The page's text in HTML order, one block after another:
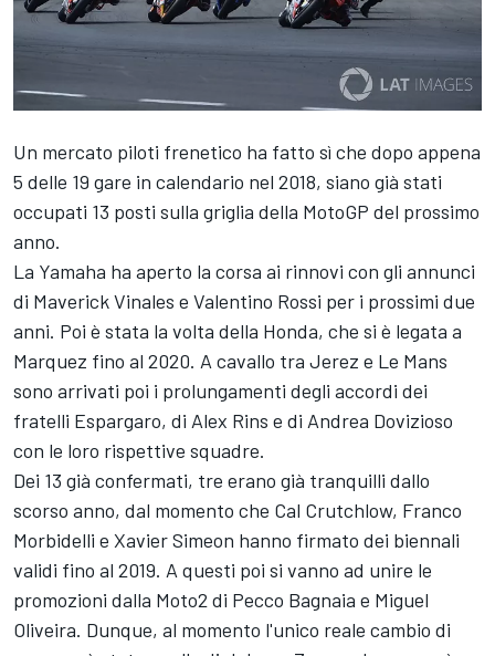
Un mercato piloti frenetico ha fatto sì che dopo appena
5 delle 19 gare in calendario nel 2018, siano già stati
occupati 13 posti sulla griglia della MotoGP del prossimo
anno.
La Yamaha ha aperto la corsa ai rinnovi con gli annunci
di Maverick Vinales e Valentino Rossi per i prossimi due
anni. Poi è stata la volta della Honda, che si è legata a
Marquez fino al 2020. A cavallo tra Jerez e Le Mans
sono arrivati poi i prolungamenti degli accordi dei
fratelli Espargaro, di Alex Rins e di Andrea Dovizioso
con le loro rispettive squadre.
Dei 13 già confermati, tre erano già tranquilli dallo
scorso anno, dal momento che Cal Crutchlow, Franco
Morbidelli e Xavier Simeon hanno firmato dei biennali
validi fino al 2019. A questi poi si vanno ad unire le
promozioni dalla Moto2 di Pecco Bagnaia e Miguel
Oliveira. Dunque, al momento l'unico reale cambio di